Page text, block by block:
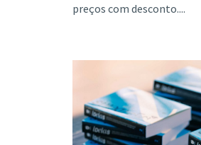
preços com desconto....